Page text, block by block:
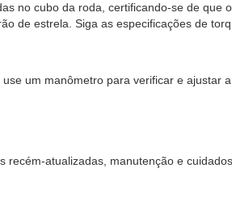
no cubo da roda, certificando-se de
de estrela. Siga as especificações de
um manômetro para verificar e ajustar
atualizadas, manutenção e